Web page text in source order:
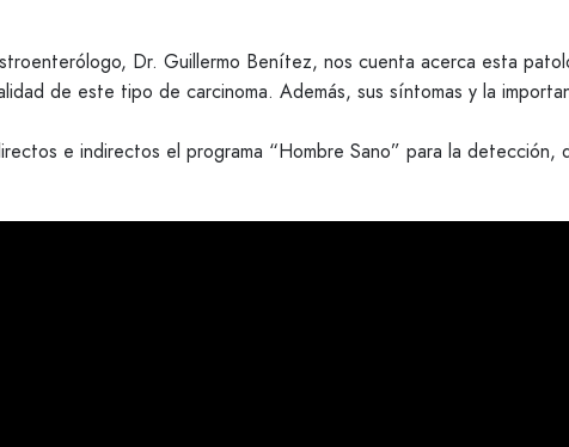
Dr. Guillermo Benítez, nos cuenta acerca esta
de este tipo de carcinoma. Además, sus síntomas y la
e indirectos el programa “Hombre Sano” para la